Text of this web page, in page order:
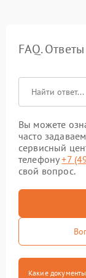
FAQ.
Вы можете
часто
сервисный
телефону+7
свой вопрос.
Какие